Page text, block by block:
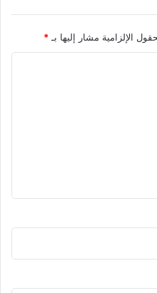
الإلزامية مشار إليها بـ *